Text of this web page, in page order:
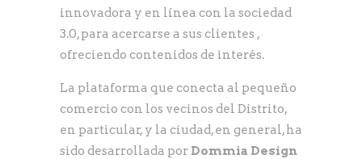
innovadora y en línea con la sociedad
3.0, para acercarse a sus clientes ,
ofreciendo contenidos de interés.
La plataforma que conecta al pequeño
comercio con los vecinos del Distrito,
en particular, y la ciudad, en general, ha
sido desarrollada por Dommia Design